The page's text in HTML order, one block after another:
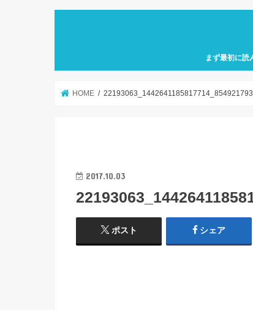
まず最初に読
せにバリスタ
歩」を運営し
HOME
2017.10.03
ポスト シェア